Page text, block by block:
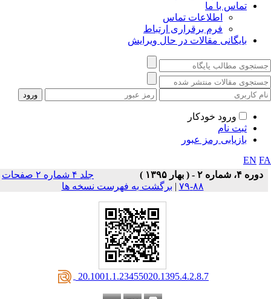
تماس با ما
اطلاعات تماس
فرم برقراری ارتباط
بایگانی مقالات در حال ویرایش
ورود خودکار
ثبت نام
بازیابی رمز عبور
EN
دوره ۴، شماره ۲ - ( بهار ۱۳۹۵ )
جلد ۴ شماره ۲ صفحات
۸۸-۷۹
| برگشت به فهرست نسخه ها
‎ 20.1001.1.23455020.1395.4.2.8.7